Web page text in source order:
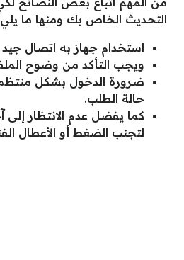
التحديث الخاص بك ومنها ما
استخدام جهاز به اتصال جيد
ويجب التأكد من وضوح
ضرورة الدخول بشكل منتظم
حالة الطلب.
كما يفضل عدم الانتظار إلى
لتجنب الضغط أو الأعطال